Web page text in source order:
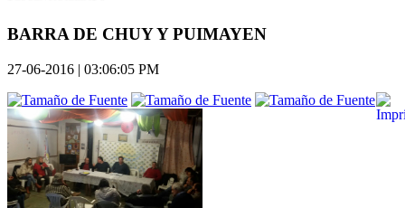
BARRA DE CHUY Y PUIMAYEN
27-06-2016 | 03:06:05 PM